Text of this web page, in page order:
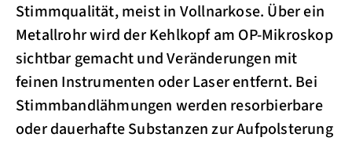
Stimmqualität, meist in Vollnarkose. Über ein
Metallrohr wird der Kehlkopf am OP-Mikroskop
sichtbar gemacht und Veränderungen mit
feinen Instrumenten oder Laser entfernt. Bei
Stimmbandlähmungen werden resorbierbare
oder dauerhafte Substanzen zur Aufpolsterung